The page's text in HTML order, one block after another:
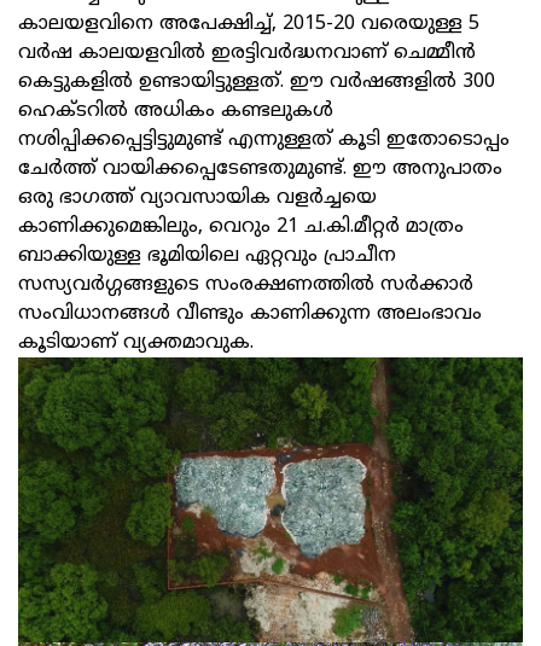
കാലയളവിനെ അപേക്ഷിച്ച്, 2015-20 വരെയുള്ള 5
വര്‍ഷ കാലയളവില്‍ ഇരട്ടിവര്‍ദ്ധനവാണ് ചെമ്മീന്‍
കെട്ടുകളില്‍ ഉണ്ടായിട്ടുള്ളത്. ഈ വര്‍ഷങ്ങളില്‍ 300
ഹെക്ടറില്‍ അധികം കണ്ടലുകള്‍
നശിപ്പിക്കപ്പെട്ടിട്ടുമുണ്ട് എന്നുള്ളത് കൂടി ഇതോടൊപ്പം
ചേര്‍ത്ത് വായിക്കപ്പെടേണ്ടതുമുണ്ട്. ഈ അനുപാതം
ഒരു ഭാഗത്ത് വ്യാവസായിക വളര്‍ച്ചയെ
കാണിക്കുമെങ്കിലും, വെറും 21 ച.കി.മീറ്റര്‍ മാത്രം
ബാക്കിയുള്ള ഭൂമിയിലെ ഏറ്റവും പ്രാചീന
സസ്യവര്‍ഗ്ഗങ്ങളുടെ സംരക്ഷണത്തില്‍ സര്‍ക്കാര്‍
സംവിധാനങ്ങള്‍ വീണ്ടും കാണിക്കുന്ന അലംഭാവം
കൂടിയാണ് വ്യക്തമാവുക.